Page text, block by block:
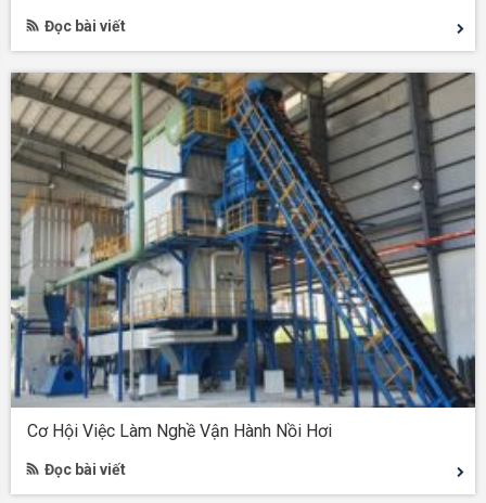
Đọc bài viết
Cơ Hội Việc Làm Nghề Vận Hành Nồi Hơi
Đọc bài viết